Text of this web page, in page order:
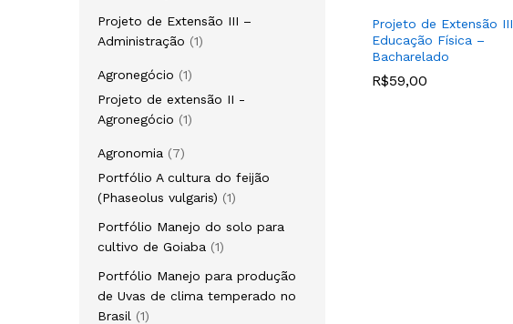
Projeto de Extensão III
Educação Física –
Bacharelado
R$59,00
R$59,00
Projeto de Extensão III –
Administração
1
Agronegócio
1
Projeto de extensão II -
Agronegócio
1
Agronomia
7
Portfólio A cultura do feijão
(Phaseolus vulgaris)
1
Portfólio Manejo do solo para
cultivo de Goiaba
1
Portfólio Manejo para produção
de Uvas de clima temperado no
Brasil
1